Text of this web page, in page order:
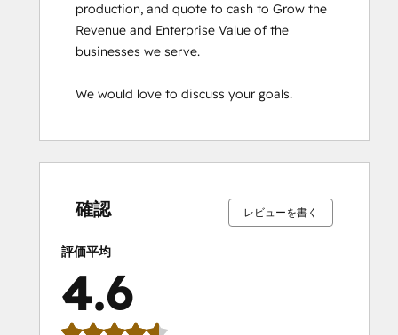
production, and quote to cash to Grow the
Revenue and Enterprise Value of the
businesses we serve.
We would love to discuss your goals.
確認 レビューを書く
評価平均
4.6
了
了了 了
了
了
了
了了